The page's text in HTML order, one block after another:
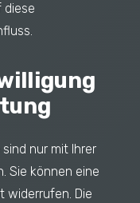
diese
nur mit Ihrer
Sie können eine
widerrufen. Die